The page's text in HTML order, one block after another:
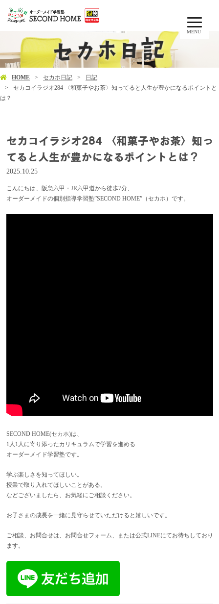
MENU
HOME セカホ日記
日記
セカコイラジオ284 〈和菓子やお茶〉知ってると人生が豊かになるポイントと
は？
セカコイラジオ284 〈和菓子やお茶〉知っ
てると人生が豊かになるポイントとは？
2025.10.25
こんにちは、阪急六甲・JR六甲道から徒歩7分、
オーダーメイドの個別指導学習塾”SECOND HOME”（セカホ）です。
SECOND HOME(セカホ)は、
1人1人に寄り添ったカリキュラムで学習を進める
オーダーメイド学習塾です。
学ぶ楽しさを知ってほしい。
授業で取り入れてほしいことがある。
などございましたら、お気軽にご相談ください。
お子さまの成長を一緒に見守らせていただけると嬉しいです。
ご相談、お問合せは、お問合せフォーム、または公式LINEにてお待ちしており
ます。